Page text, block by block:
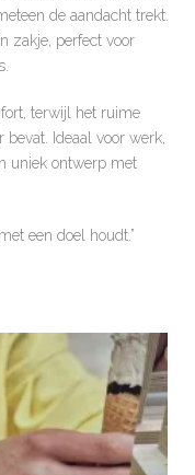
de aandacht trekt.
zakje, perfect voor
terwijl het ruime
Ideaal voor werk,
uniek ontwerp met
een doel houdt.”